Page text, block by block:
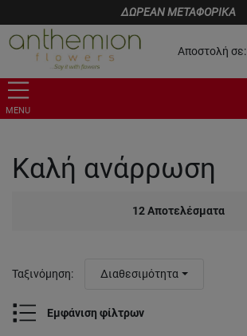
ΔΩΡΕΑΝ ΜΕΤΑΦΟΡΙΚΑ
Αποστολή σε:
MENU
Καλή ανάρρωση
12Αποτελέσματα
Εμφάνιση φίλτρων
Ταξινόμηση: Διαθεσιμότητα